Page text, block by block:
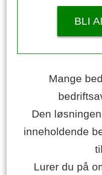
BLI
Mange
Den
inneholdende
Lurer du på